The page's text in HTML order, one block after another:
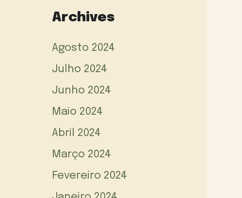
Archives
Agosto 2024
Julho 2024
Junho 2024
Maio 2024
Abril 2024
Março 2024
Fevereiro 2024